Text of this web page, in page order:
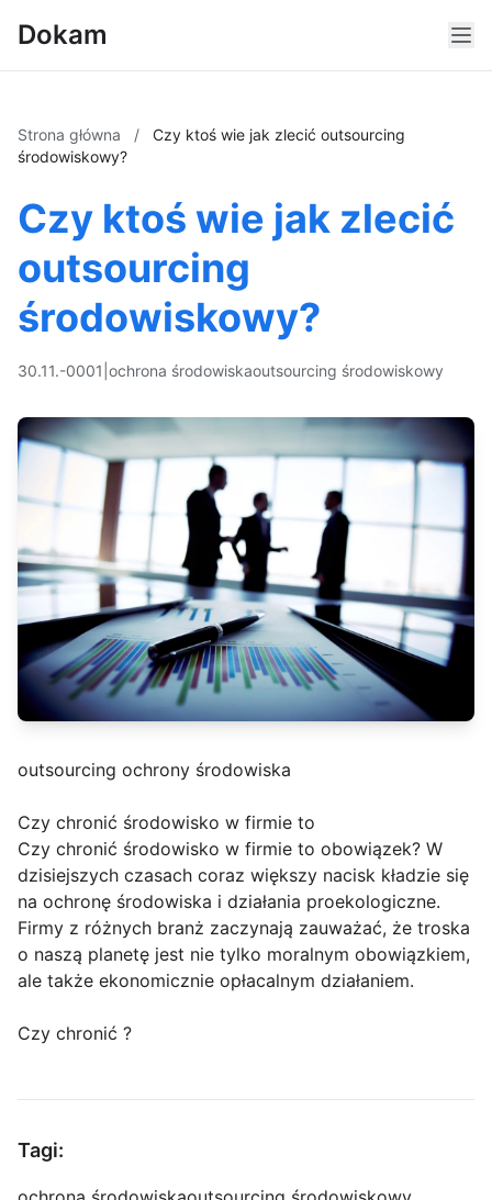
Dokam
Strona główna /
Czy ktoś wie jak zlecić outsourcing
środowiskowy?
Czy ktoś wie jak zlecić
outsourcing
środowiskowy?
30.11.-0001 ochrona środowiskaoutsourcing środowiskowy
outsourcing ochrony środowiska
Czy chronić środowisko w firmie to
Czy chronić środowisko w firmie to obowiązek? W
dzisiejszych czasach coraz większy nacisk kładzie się
na ochronę środowiska i działania proekologiczne.
Firmy z różnych branż zaczynają zauważać, że troska
o naszą planetę jest nie tylko moralnym obowiązkiem,
ale także ekonomicznie opłacalnym działaniem.
Czy chronić ?
Tagi: